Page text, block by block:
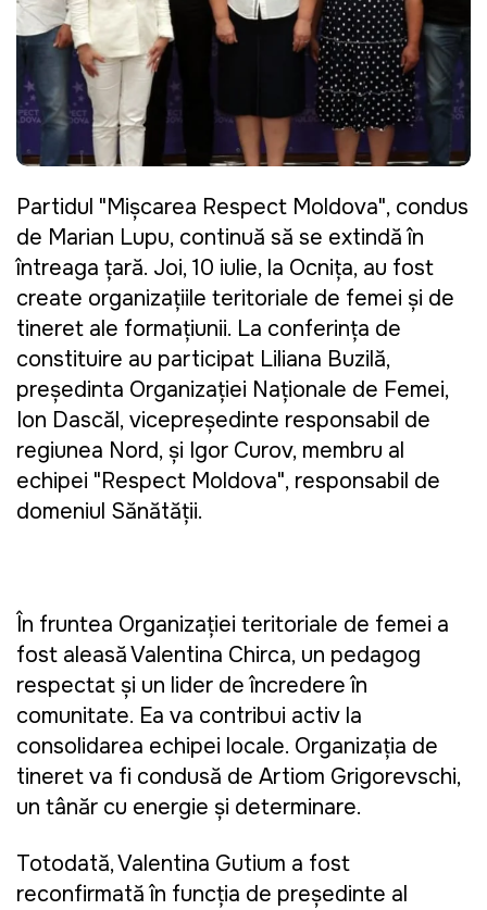
Partidul "Mișcarea Respect Moldova", condus
de Marian Lupu, continuă să se extindă în
întreaga țară. Joi, 10 iulie, la Ocnița, au fost
create organizațiile teritoriale de femei și de
tineret ale formațiunii. La conferința de
constituire au participat Liliana Buzilă,
președinta Organizației Naționale de Femei,
Ion Dascăl, vicepreședinte responsabil de
regiunea Nord, și Igor Curov, membru al
echipei "Respect Moldova", responsabil de
domeniul Sănătății.
În fruntea Organizației teritoriale de femei a
fost aleasă Valentina Chirca, un pedagog
respectat și un lider de încredere în
comunitate. Ea va contribui activ la
consolidarea echipei locale. Organizația de
tineret va fi condusă de Artiom Grigorevschi,
un tânăr cu energie și determinare.
Totodată, Valentina Gutium a fost
reconfirmată în funcția de președinte al